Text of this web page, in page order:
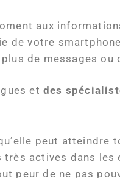
aux
de votre
de messages ou
etdes
peut atteindre
actives dans
peur de ne pas